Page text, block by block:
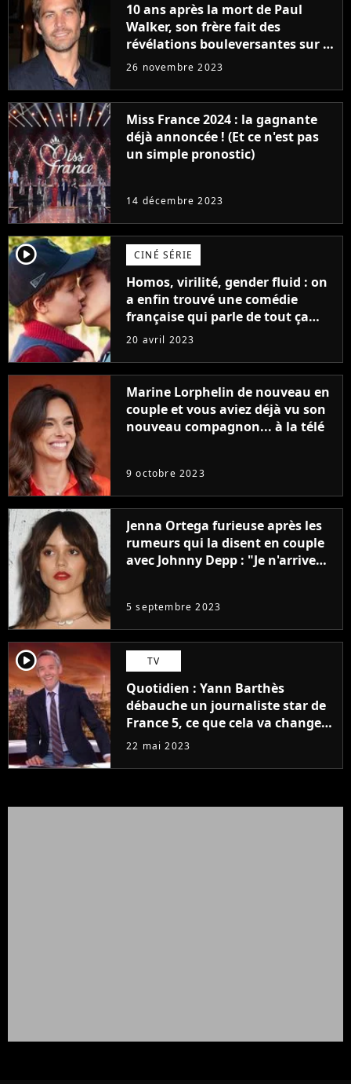
10 ans après la mort de Paul
Walker, son frère fait des
révélations bouleversantes sur la
réaction des acteurs de Fast and
26 novembre 2023
Miss France 2024 : la gagnante
déjà annoncée ! (Et ce n'est pas
un simple pronostic)
14 décembre 2023
player2 CINÉ SÉRIE
Homos, virilité, gender fluid : on
a enfin trouvé une comédie
française qui parle de tout ça
sans être super ringarde
20 avril 2023
Marine Lorphelin de nouveau en
couple et vous aviez déjà vu son
nouveau compagnon... à la télé
9 octobre 2023
Jenna Ortega furieuse après les
rumeurs qui la disent en couple
avec Johnny Depp : "Je n'arrive
5 septembre 2023
player2 TV
Quotidien : Yann Barthès
débauche un journaliste star de
France 5, ce que cela va changer
à la rentrée
22 mai 2023